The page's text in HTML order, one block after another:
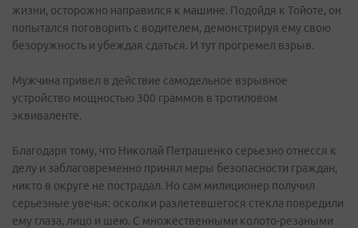
жизни, осторожно направился к машине. Подойдя к Тойоте, он
попытался поговорить с водителем, демонстрируя ему свою
безоружность и убеждая сдаться. И тут прогремел взрыв.
Мужчина привел в действие самодельное взрывное
устройство мощностью 300 граммов в тротиловом
эквиваленте.
Благодаря тому, что Николай Петрашенко серьезно отнесся к
делу и заблаговременно принял меры безопасности граждан,
никто в округе не пострадал. Но сам милиционер получил
серьезные увечья: осколки разлетевшегося стекла повредили
ему глаза, лицо и шею. С множественными колото-резаными